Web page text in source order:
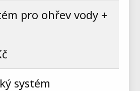
pro ohřev vody +
systém